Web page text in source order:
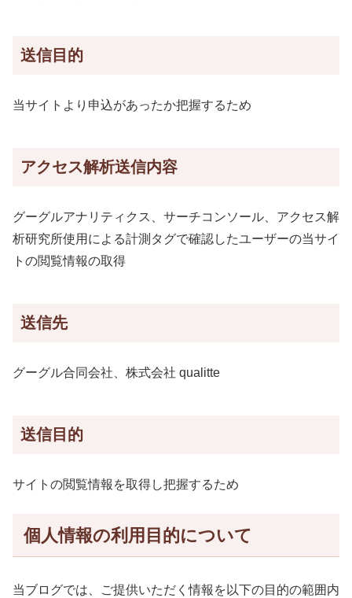
送信目的
当サイトより申込があったか把握するため
アクセス解析送信内容
グーグルアナリティクス、サーチコンソール、アクセス解
析研究所使用による計測タグで確認したユーザーの当サイ
トの閲覧情報の取得
送信先
グーグル合同会社、 株式会社 qualitte
送信目的
サイトの閲覧情報を取得し把握するため
個人情報の利用目的について
当ブログでは、
ご提供いただく情報を以下の目的の範囲内